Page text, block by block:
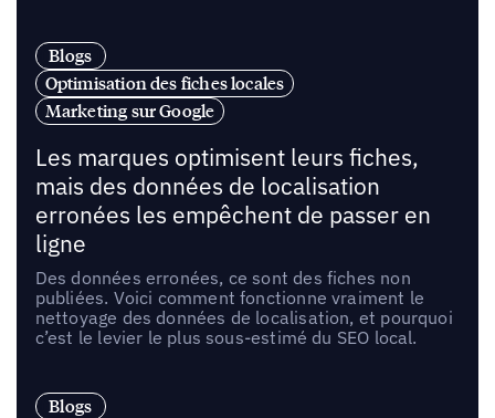
Blogs
Optimisation des fiches locales
Marketing sur Google
Les marques optimisent leurs fiches,
mais des données de localisation
erronées les empêchent de passer en
ligne
Des données erronées, ce sont des fiches non
publiées. Voici comment fonctionne vraiment le
nettoyage des données de localisation, et pourquoi
c’est le levier le plus sous-estimé du SEO local.
Blogs